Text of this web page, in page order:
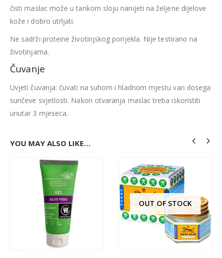
čisti maslac može u tankom sloju nanijeti na željene dijelove
kože i dobro utrljati.
Ne sadrži proteine životinjskog porijekla. Nije testirano na
životinjama.
Čuvanje
Uvjeti čuvanja: čuvati na suhom i hladnom mjestu van dosega
sunčeve svjetlosti. Nakon otvaranja maslac treba iskoristiti
unutar 3 mjeseca.
YOU MAY ALSO LIKE…
OUT OF STOCK